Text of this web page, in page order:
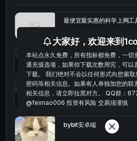
最便宜最实惠的科学上网工
统计涨跌幅的python代码
okx的短线量化的免费版本
bybit安卓端
大家好，欢迎来到
本站点永久免费，所有指标都免费，一切
通充值选项，如果你下载次数用完，可以
下载。 我们绝对不会以任何形式向您索
密码等相关信息。如果有人单独加您的联
相关信息，请立即拉黑对方。 QQ群：
@feimao006 投资有风险 交易须谨慎